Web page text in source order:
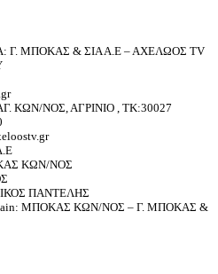
Γ. ΜΠΟΚΑΣ & ΣΙΑ Α.Ε – ΑΧΕΛΩΟΣ TV
ΚΩΝ/ΝΟΣ, ΑΓΡΙΝΙΟ , ΤΚ:30027
ΚΩΝ/ΝΟΣ
ΠΑΝΤΕΛΗΣ
ΜΠΟΚΑΣ ΚΩΝ/ΝΟΣ – Γ. ΜΠΟΚΑΣ &